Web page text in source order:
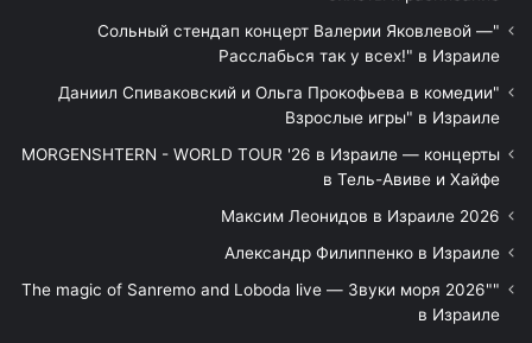
"Сольный стендап концерт Валерии Яковлевой —
Расслабься так у всех!" в Израиле
"Даниил Спиваковский и Ольга Прокофьева в комедии
Взрослые игры" в Израиле
MORGENSHTERN - WORLD TOUR '26 в Израиле — концерты
в Тель-Авиве и Хайфе
Максим Леонидов в Израиле 2026
Александр Филиппенко в Израиле
"The magic of Sanremo and Loboda live — Звуки моря 2026"
в Израиле